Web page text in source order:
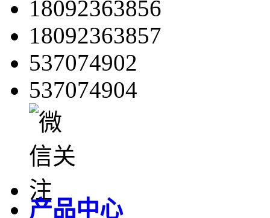
18092363856
18092363857
537074902
537074904
产品中心